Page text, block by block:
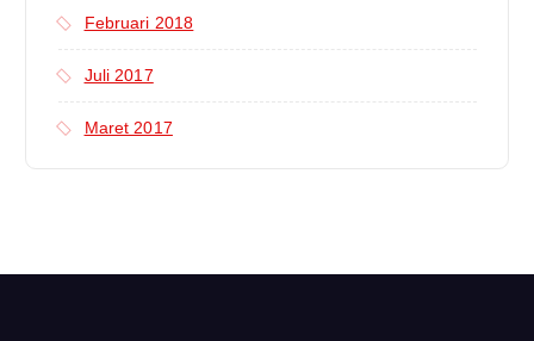
Februari 2018
Juli 2017
Maret 2017